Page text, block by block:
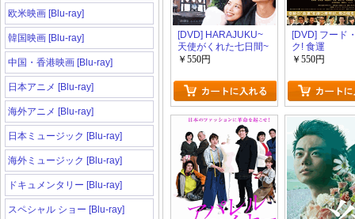
欧米映画 [Blu-ray]
韓国映画 [Blu-ray]
中国・香港映画 [Blu-ray]
日本アニメ [Blu-ray]
海外アニメ [Blu-ray]
日本ミュージック [Blu-ray]
海外ミュージック [Blu-ray]
ドキュメンタリー [Blu-ray]
スペシャル ショー [Blu-ray]
[DVD] HARAJUKU~
天使がくれた七日間~
￥550円
[DVD] フード
ク! 食運
￥550円